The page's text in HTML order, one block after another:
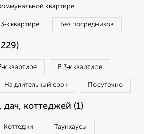
квартире
3‑к квартире Без посредников
квартире В 3‑к квартире
На длительный срок Посуточно
коттеджей (1)
Коттеджи Таунхаусы